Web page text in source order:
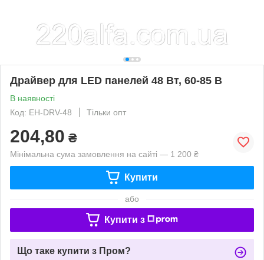
Драйвер для LED панелей 48 Вт, 60-85 В
В наявності
Код: EH-DRV-48
Тільки опт
204,80 ₴
Мінімальна сума замовлення на сайті — 1 200 ₴
Купити
або
Купити з
Що таке купити з Пром?